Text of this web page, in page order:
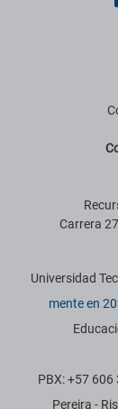
Carrera
Universidad
mente en
PBX: +57
Pereira -